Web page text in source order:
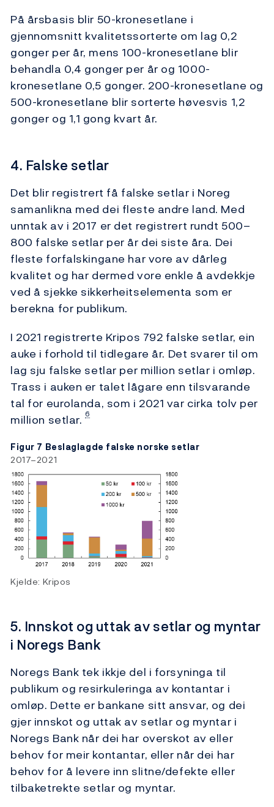
På årsbasis blir 50-kronesetlane i
gjennomsnitt kvalitetssorterte om lag 0,2
gonger per år, mens 100-kronesetlane blir
behandla 0,4 gonger per år og 1000-
kronesetlane 0,5 gonger. 200-kronesetlane og
500-kronesetlane blir sorterte høvesvis 1,2
gonger og 1,1 gong kvart år.
4. Falske setlar
Det blir registrert få falske setlar i Noreg
samanlikna med dei fleste andre land. Med
unntak av i 2017 er det registrert rundt 500–
800 falske setlar per år dei siste åra. Dei
fleste forfalskingane har vore av dårleg
kvalitet og har dermed vore enkle å avdekkje
ved å sjekke sikkerheitselementa som er
berekna for publikum.
I 2021 registrerte Kripos 792 falske setlar, ein
auke i forhold til tidlegare år. Det svarer til om
lag sju falske setlar per million setlar i omløp.
Trass i auken er talet lågare enn tilsvarande
tal for eurolanda, som i 2021 var cirka tolv per
million setlar. 6
Figur 7 Beslaglagde falske norske setlar
2017–2021
Kjelde: Kripos
5. Innskot og uttak av setlar og myntar
i Noregs Bank
Noregs Bank tek ikkje del i forsyninga til
publikum og resirkuleringa av kontantar i
omløp. Dette er bankane sitt ansvar, og dei
gjer innskot og uttak av setlar og myntar i
Noregs Bank når dei har overskot av eller
behov for meir kontantar, eller når dei har
behov for å levere inn slitne/defekte eller
tilbaketrekte setlar og myntar.